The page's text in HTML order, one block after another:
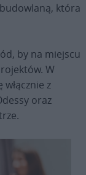
która
by na miejscu
W
z
oraz